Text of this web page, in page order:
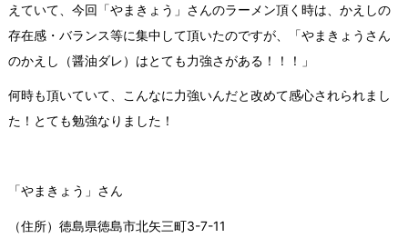
えていて、今回「やまきょう」さんのラーメン頂く時は、かえしの
存在感・バランス等に集中して頂いたのですが、「やまきょうさん
のかえし（醤油ダレ）はとても力強さがある！！！」
何時も頂いていて、こんなに力強いんだと改めて感心されられまし
た！とても勉強なりました！
「やまきょう」さん
（住所）徳島県徳島市北矢三町3-7-11